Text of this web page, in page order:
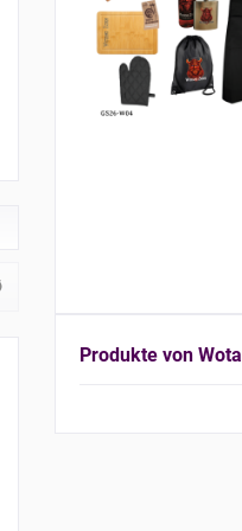
Produkte von